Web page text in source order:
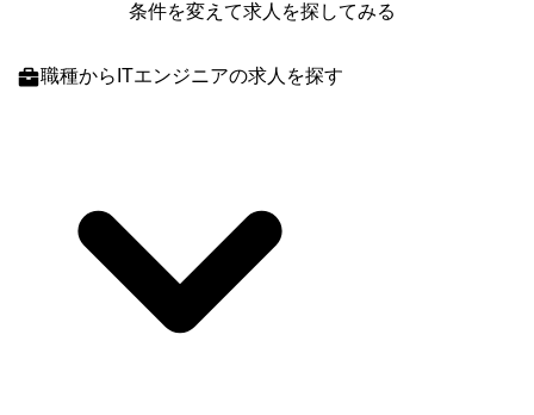
条件を変えて求人を探してみる
職種からITエンジニアの求人を探す